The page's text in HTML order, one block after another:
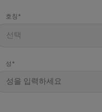
호칭
선택
성